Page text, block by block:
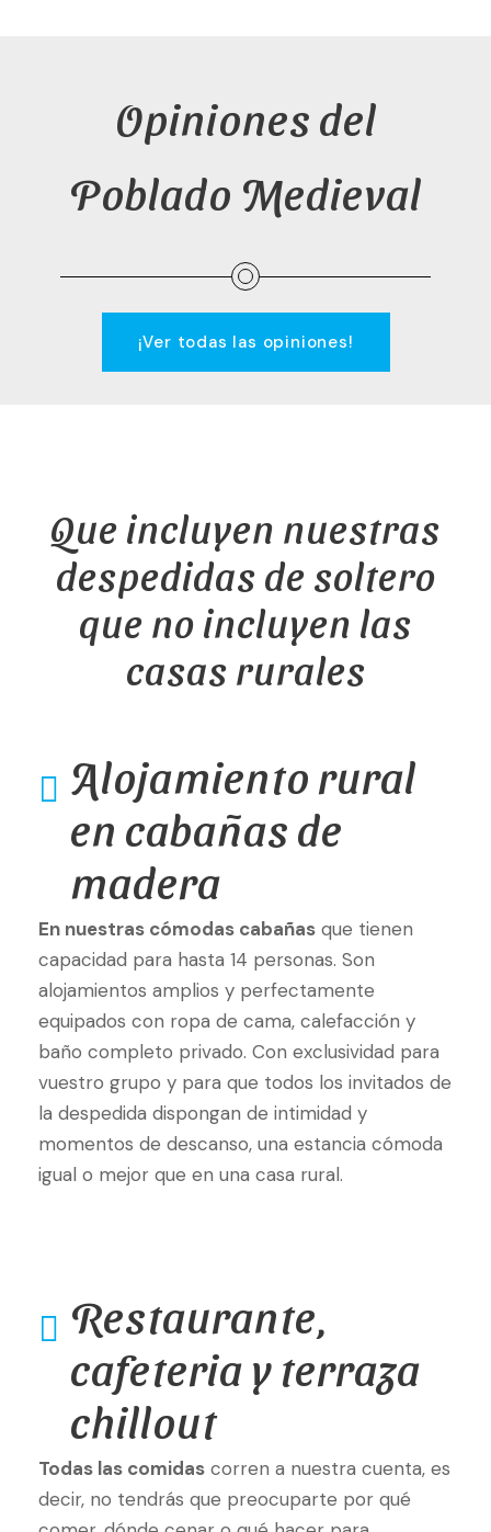
Opiniones del
Poblado Medieval
¡Ver todas las opiniones!
Que incluyen nuestras
despedidas de soltero
que no incluyen las
casas rurales
Alojamiento rural
en cabañas de
madera
En nuestras cómodas cabañas que tienen
capacidad para hasta 14 personas. Son
alojamientos amplios y perfectamente
equipados con ropa de cama, calefacción y
baño completo privado. Con exclusividad para
vuestro grupo y para que todos los invitados de
la despedida dispongan de intimidad y
momentos de descanso, una estancia cómoda
igual o mejor que en una casa rural.
Restaurante,
cafeteria y terraza
chillout
Todas las comidas corren a nuestra cuenta, es
decir, no tendrás que preocuparte por qué